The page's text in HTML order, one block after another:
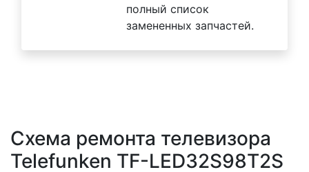
полный список
замененных запчастей.
Схема ремонта телевизора
Telefunken TF-LED32S98T2S